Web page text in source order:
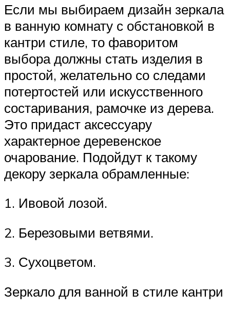
Если мы выбираем дизайн зеркала
в ванную комнату с обстановкой в
кантри стиле, то фаворитом
выбора должны стать изделия в
простой, желательно со следами
потертостей или искусственного
состаривания, рамочке из дерева.
Это придаст аксессуару
характерное деревенское
очарование. Подойдут к такому
декору зеркала обрамленные:
1.​ Ивовой лозой.
2.​ Березовыми ветвями.
3.​ Сухоцветом.
Зеркало для ванной в стиле кантри